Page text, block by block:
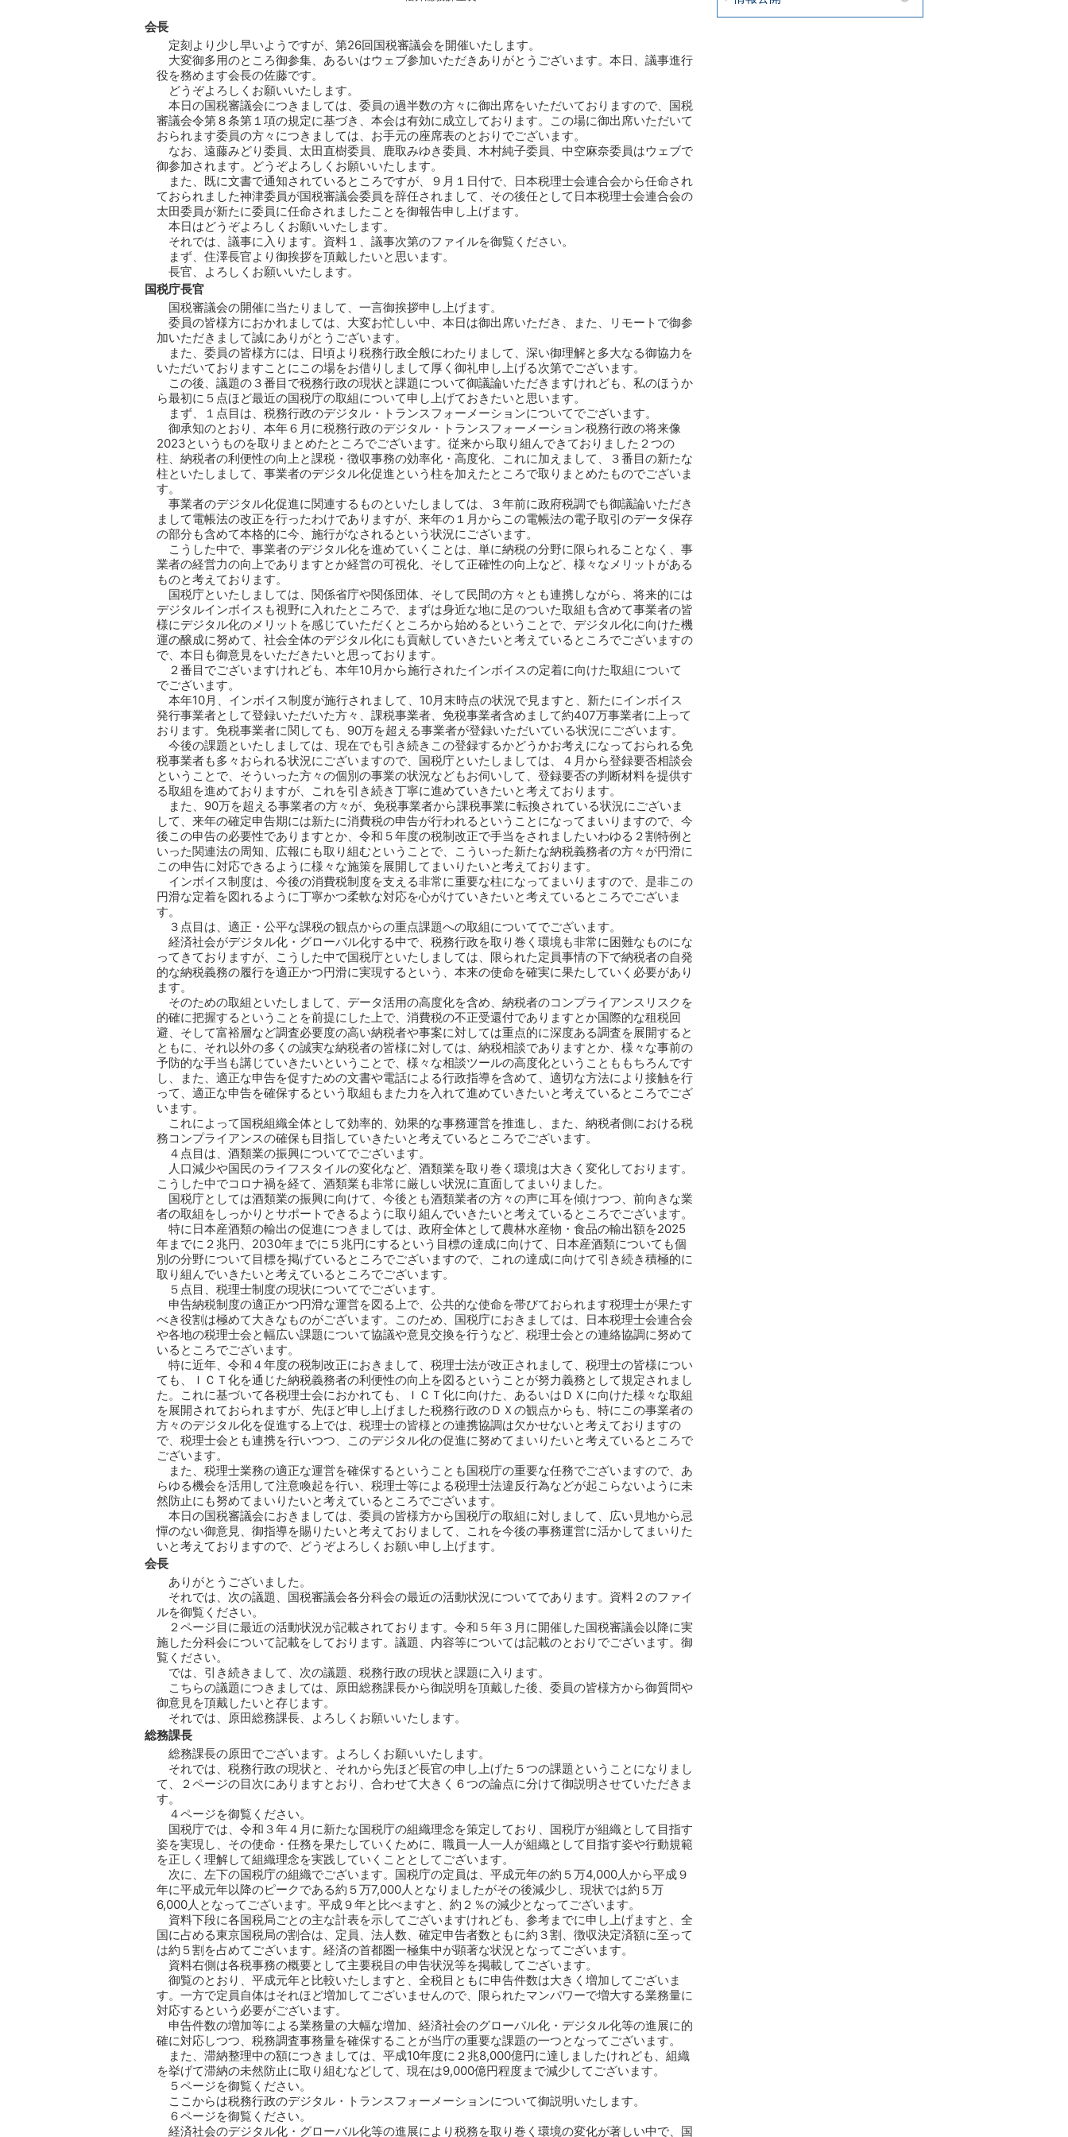
会長
定刻より少し早いようですが、第26回国税審議会を開催いたします。
大変御多用のところ御参集、あるいはウェブ参加いただきありがとうございます。本日、議事進行
役を務めます会長の佐藤です。
どうぞよろしくお願いいたします。
本日の国税審議会につきましては、委員の過半数の方々に御出席をいただいておりますので、国税
審議会令第８条第１項の規定に基づき、本会は有効に成立しております。この場に御出席いただいて
おられます委員の方々につきましては、お手元の座席表のとおりでございます。
なお、遠藤みどり委員、太田直樹委員、鹿取みゆき委員、木村純子委員、中空麻奈委員はウェブで
御参加されます。どうぞよろしくお願いいたします。
また、既に文書で通知されているところですが、９月１日付で、日本税理士会連合会から任命され
ておられました神津委員が国税審議会委員を辞任されまして、その後任として日本税理士会連合会の
太田委員が新たに委員に任命されましたことを御報告申し上げます。
本日はどうぞよろしくお願いいたします。
それでは、議事に入ります。資料１、議事次第のファイルを御覧ください。
まず、住澤長官より御挨拶を頂戴したいと思います。
長官、よろしくお願いいたします。
国税庁長官
国税審議会の開催に当たりまして、一言御挨拶申し上げます。
委員の皆様方におかれましては、大変お忙しい中、本日は御出席いただき、また、リモートで御参
加いただきまして誠にありがとうございます。
また、委員の皆様方には、日頃より税務行政全般にわたりまして、深い御理解と多大なる御協力を
いただいておりますことにこの場をお借りしまして厚く御礼申し上げる次第でございます。
この後、議題の３番目で税務行政の現状と課題について御議論いただきますけれども、私のほうか
ら最初に５点ほど最近の国税庁の取組について申し上げておきたいと思います。
まず、１点目は、税務行政のデジタル・トランスフォーメーションについてでございます。
御承知のとおり、本年６月に税務行政のデジタル・トランスフォーメーション税務行政の将来像
2023というものを取りまとめたところでございます。従来から取り組んできておりました２つの
柱、納税者の利便性の向上と課税・徴収事務の効率化・高度化、これに加えまして、３番目の新たな
柱といたしまして、事業者のデジタル化促進という柱を加えたところで取りまとめたものでございま
す。
事業者のデジタル化促進に関連するものといたしましては、３年前に政府税調でも御議論いただき
まして電帳法の改正を行ったわけでありますが、来年の１月からこの電帳法の電子取引のデータ保存
の部分も含めて本格的に今、施行がなされるという状況にございます。
こうした中で、事業者のデジタル化を進めていくことは、単に納税の分野に限られることなく、事
業者の経営力の向上でありますとか経営の可視化、そして正確性の向上など、様々なメリットがある
ものと考えております。
国税庁といたしましては、関係省庁や関係団体、そして民間の方々とも連携しながら、将来的には
デジタルインボイスも視野に入れたところで、まずは身近な地に足のついた取組も含めて事業者の皆
様にデジタル化のメリットを感じていただくところから始めるということで、デジタル化に向けた機
運の醸成に努めて、社会全体のデジタル化にも貢献していきたいと考えているところでございますの
で、本日も御意見をいただきたいと思っております。
２番目でございますけれども、本年10月から施行されたインボイスの定着に向けた取組について
でございます。
本年10月、インボイス制度が施行されまして、10月末時点の状況で見ますと、新たにインボイス
発行事業者として登録いただいた方々、課税事業者、免税事業者含めまして約407万事業者に上って
おります。免税事業者に関しても、90万を超える事業者が登録いただいている状況にございます。
今後の課題といたしましては、現在でも引き続きこの登録するかどうかお考えになっておられる免
税事業者も多々おられる状況にございますので、国税庁といたしましては、４月から登録要否相談会
ということで、そういった方々の個別の事業の状況などもお伺いして、登録要否の判断材料を提供す
る取組を進めておりますが、これを引き続き丁寧に進めていきたいと考えております。
また、90万を超える事業者の方々が、免税事業者から課税事業に転換されている状況にございま
して、来年の確定申告期には新たに消費税の申告が行われるということになってまいりますので、今
後この申告の必要性でありますとか、令和５年度の税制改正で手当をされましたいわゆる２割特例と
いった関連法の周知、広報にも取り組むということで、こういった新たな納税義務者の方々が円滑に
この申告に対応できるように様々な施策を展開してまいりたいと考えております。
インボイス制度は、今後の消費税制度を支える非常に重要な柱になってまいりますので、是非この
円滑な定着を図れるように丁寧かつ柔軟な対応を心がけていきたいと考えているところでございま
す。
３点目は、適正・公平な課税の観点からの重点課題への取組についてでございます。
経済社会がデジタル化・グローバル化する中で、税務行政を取り巻く環境も非常に困難なものにな
ってきておりますが、こうした中で国税庁といたしましては、限られた定員事情の下で納税者の自発
的な納税義務の履行を適正かつ円滑に実現するという、本来の使命を確実に果たしていく必要があり
ます。
そのための取組といたしまして、データ活用の高度化を含め、納税者のコンプライアンスリスクを
的確に把握するということを前提にした上で、消費税の不正受還付でありますとか国際的な租税回
避、そして富裕層など調査必要度の高い納税者や事案に対しては重点的に深度ある調査を展開すると
ともに、それ以外の多くの誠実な納税者の皆様に対しては、納税相談でありますとか、様々な事前の
予防的な手当も講じていきたいということで、様々な相談ツールの高度化ということももちろんです
し、また、適正な申告を促すための文書や電話による行政指導を含めて、適切な方法により接触を行
って、適正な申告を確保するという取組もまた力を入れて進めていきたいと考えているところでござ
います。
これによって国税組織全体として効率的、効果的な事務運営を推進し、また、納税者側における税
務コンプライアンスの確保も目指していきたいと考えているところでございます。
４点目は、酒類業の振興についてでございます。
人口減少や国民のライフスタイルの変化など、酒類業を取り巻く環境は大きく変化しております。
こうした中でコロナ禍を経て、酒類業も非常に厳しい状況に直面してまいりました。
国税庁としては酒類業の振興に向けて、今後とも酒類業者の方々の声に耳を傾けつつ、前向きな業
者の取組をしっかりとサポートできるように取り組んでいきたいと考えているところでございます。
特に日本産酒類の輸出の促進につきましては、政府全体として農林水産物・食品の輸出額を2025
年までに２兆円、2030年までに５兆円にするという目標の達成に向けて、日本産酒類についても個
別の分野について目標を掲げているところでございますので、これの達成に向けて引き続き積極的に
取り組んでいきたいと考えているところでございます。
５点目、税理士制度の現状についてでございます。
申告納税制度の適正かつ円滑な運営を図る上で、公共的な使命を帯びておられます税理士が果たす
べき役割は極めて大きなものがございます。このため、国税庁におきましては、日本税理士会連合会
や各地の税理士会と幅広い課題について協議や意見交換を行うなど、税理士会との連絡協調に努めて
いるところでございます。
特に近年、令和４年度の税制改正におきまして、税理士法が改正されまして、税理士の皆様につい
ても、ＩＣＴ化を通じた納税義務者の利便性の向上を図るということが努力義務として規定されまし
た。これに基づいて各税理士会におかれても、ＩＣＴ化に向けた、あるいはＤＸに向けた様々な取組
を展開されておられますが、先ほど申し上げました税務行政のＤＸの観点からも、特にこの事業者の
方々のデジタル化を促進する上では、税理士の皆様との連携協調は欠かせないと考えておりますの
で、税理士会とも連携を行いつつ、このデジタル化の促進に努めてまいりたいと考えているところで
ございます。
また、税理士業務の適正な運営を確保するということも国税庁の重要な任務でございますので、あ
らゆる機会を活用して注意喚起を行い、税理士等による税理士法違反行為などが起こらないように未
然防止にも努めてまいりたいと考えているところでございます。
本日の国税審議会におきましては、委員の皆様方から国税庁の取組に対しまして、広い見地から忌
憚のない御意見、御指導を賜りたいと考えておりまして、これを今後の事務運営に活かしてまいりた
いと考えておりますので、どうぞよろしくお願い申し上げます。
会長
ありがとうございました。
それでは、次の議題、国税審議会各分科会の最近の活動状況についてであります。資料２のファイ
ルを御覧ください。
２ページ目に最近の活動状況が記載されております。令和５年３月に開催した国税審議会以降に実
施した分科会について記載をしております。議題、内容等については記載のとおりでございます。御
覧ください。
では、引き続きまして、次の議題、税務行政の現状と課題に入ります。
こちらの議題につきましては、原田総務課長から御説明を頂戴した後、委員の皆様方から御質問や
御意見を頂戴したいと存じます。
それでは、原田総務課長、よろしくお願いいたします。
総務課長
総務課長の原田でございます。よろしくお願いいたします。
それでは、税務行政の現状と、それから先ほど長官の申し上げた５つの課題ということになりまし
て、２ページの目次にありますとおり、合わせて大きく６つの論点に分けて御説明させていただきま
す。
４ページを御覧ください。
国税庁では、令和３年４月に新たな国税庁の組織理念を策定しており、国税庁が組織として目指す
姿を実現し、その使命・任務を果たしていくために、職員一人一人が組織として目指す姿や行動規範
を正しく理解して組織理念を実践していくこととしてございます。
次に、左下の国税庁の組織でございます。国税庁の定員は、平成元年の約５万4,000人から平成９
年に平成元年以降のピークである約５万7,000人となりましたがその後減少し、現状では約５万
6,000人となってございます。平成９年と比べますと、約２％の減少となってございます。
資料下段に各国税局ごとの主な計表を示してございますけれども、参考までに申し上げますと、全
国に占める東京国税局の割合は、定員、法人数、確定申告者数ともに約３割、徴収決定済額に至って
は約５割を占めてございます。経済の首都圏一極集中が顕著な状況となってございます。
資料右側は各税事務の概要として主要税目の申告状況等を掲載してございます。
御覧のとおり、平成元年と比較いたしますと、全税目ともに申告件数は大きく増加してございま
す。一方で定員自体はそれほど増加してございませんので、限られたマンパワーで増大する業務量に
対応するという必要がございます。
申告件数の増加等による業務量の大幅な増加、経済社会のグローバル化・デジタル化等の進展に的
確に対応しつつ、税務調査事務量を確保することが当庁の重要な課題の一つとなってございます。
また、滞納整理中の額につきましては、平成10年度に２兆8,000億円に達しましたけれども、組織
を挙げて滞納の未然防止に取り組むなどして、現在は9,000億円程度まで減少してございます。
５ページを御覧ください。
ここからは税務行政のデジタル・トランスフォーメーションについて御説明いたします。
６ページを御覧ください。
経済社会のデジタル化・グローバル化等の進展により税務を取り巻く環境の変化が著しい中で、国